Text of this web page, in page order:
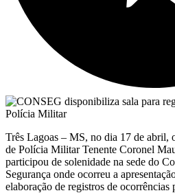
Três Lagoas – MS, no dia 17 de abril,
de Polícia Militar Tenente Coronel
participou de solenidade na sede do
Segurança onde ocorreu a
elaboração de registros de ocorrências